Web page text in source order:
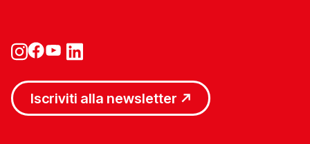
Iscriviti alla newsletter